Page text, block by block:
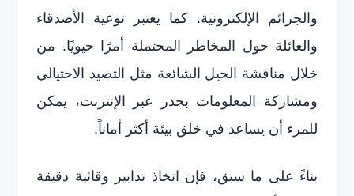
والجرائم الإلكترونية. كما يعتبر توعية الأصدقاء
والعائلة حول المخاطر المحتملة أمرًا حيويًا. من
خلال مناقشة الحيل الشائعة مثل التصيد الاحتيالي
ومشاركة المعلومات بحذر عبر الإنترنت، يمكن
للمرء أن يساعد في خلق بيئة أكثر أماناً.
بناءً على ما سبق، فإن اتخاذ تدابير وقائية دقيقة